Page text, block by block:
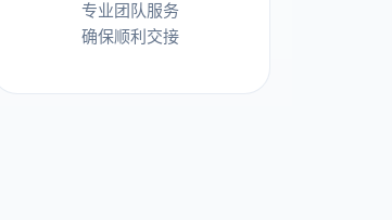
专业团队服务
确保顺利交接